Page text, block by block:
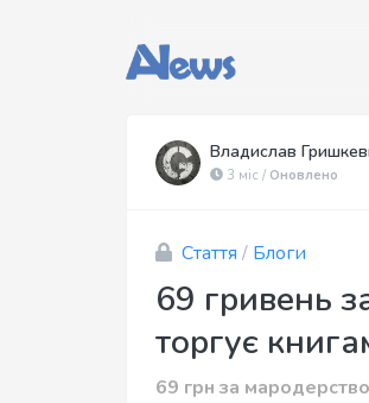
Владислав
3 міс / Оновлено
Стаття / Блоги
69 гривень
торгує
69 грн за